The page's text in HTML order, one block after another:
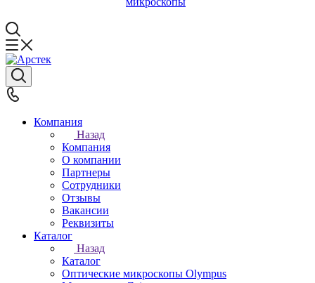
Компания
Назад
Компания
О компании
Партнеры
Сотрудники
Отзывы
Вакансии
Реквизиты
Каталог
Назад
Каталог
Оптические микроскопы Olympus